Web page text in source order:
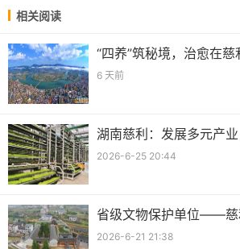
相关阅读
“四养”筑秘境，治愈在慈
6 天前
湖南慈利：发展多元产
2026-6-25 20:44
省级文物保护单位——慈
2026-6-21 21:38